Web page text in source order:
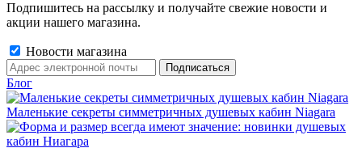
Подпишитесь на рассылку и получайте свежие новости и
акции нашего магазина.
Новости магазина
Блог
Маленькие секреты симметричных душевых кабин Niagara